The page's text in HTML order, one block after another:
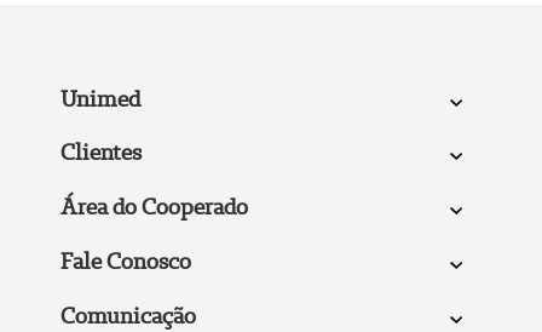
Unimed
Clientes
Área do Cooperado
Fale Conosco
Comunicação